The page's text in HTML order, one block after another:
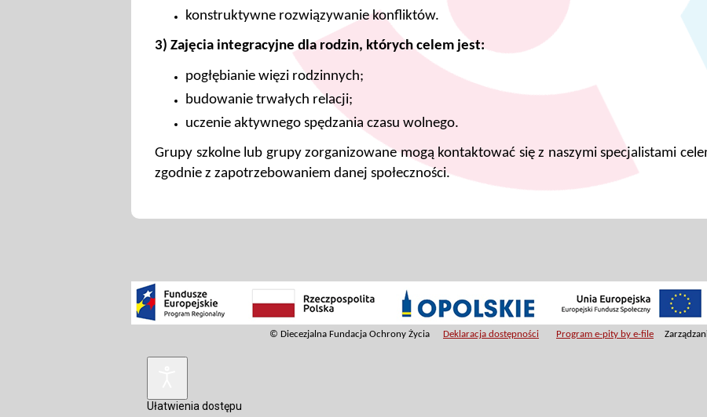
konstruktywne rozwiązywanie konfliktów.
3) Zajęcia integracyjne dla rodzin, których celem jest:
pogłębianie więzi rodzinnych;
budowanie trwałych relacji;
uczenie aktywnego spędzania czasu wolnego.
Grupy szkolne lub grupy zorganizowane mogą kontaktować się z naszymi specjalistami
zgodnie z zapotrzebowaniem danej społeczności.
© Diecezjalna Fundacja Ochrony Życia Deklaracja dostępności Program e-pity by e-file
Ułatwienia dostępu